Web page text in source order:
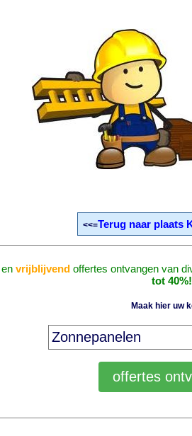
<<=Terug naar plaats
envrijblijvend offertes ontvangen van
tot 40%!
Maak hier uw